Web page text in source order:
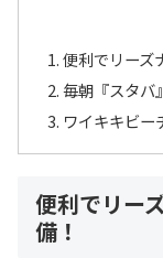
便利でリーズ
毎朝『スタバ
ワイキキビー
便利でリー
備！